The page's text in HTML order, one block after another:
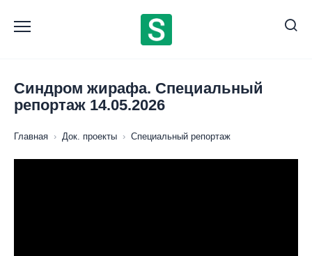
содержанию
Синдром жирафа. Специальный
репортаж 14.05.2026
Главная › Док. проекты › Специальный репортаж